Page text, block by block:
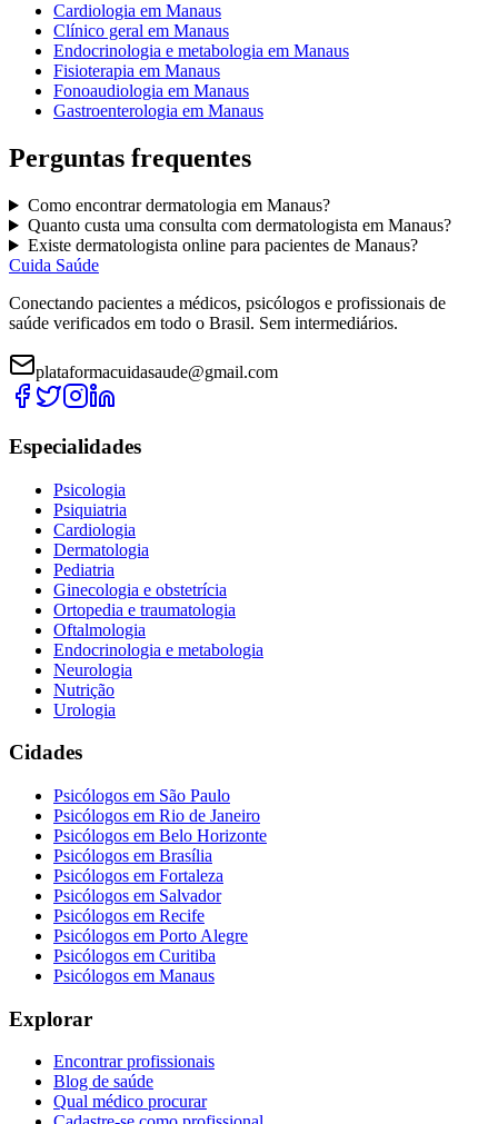
Cardiologia em Manaus
Clínico geral em Manaus
Endocrinologia e metabologia em Manaus
Fisioterapia em Manaus
Fonoaudiologia em Manaus
Gastroenterologia em Manaus
Perguntas frequentes
Como encontrardermatologia em Manaus?
Quanto custa uma consulta com dermatologista em Manaus?
Existe dermatologista online para pacientes de Manaus?
Cuida Saúde
Conectando pacientes a médicos, psicólogos e profissionais de
saúde verificados em todo o Brasil. Sem intermediários.
plataformacuidasaude@gmail.com
Especialidades
Psicologia
Psiquiatria
Cardiologia
Dermatologia
Pediatria
Ginecologia e obstetrícia
Ortopedia e traumatologia
Oftalmologia
Endocrinologia e metabologia
Neurologia
Nutrição
Urologia
Cidades
Psicólogos em São Paulo
Psicólogos em Rio de Janeiro
Psicólogos em Belo Horizonte
Psicólogos em Brasília
Psicólogos em Fortaleza
Psicólogos em Salvador
Psicólogos em Recife
Psicólogos em Porto Alegre
Psicólogos em Curitiba
Psicólogos em Manaus
Explorar
Encontrar profissionais
Blog de saúde
Qual médico procurar